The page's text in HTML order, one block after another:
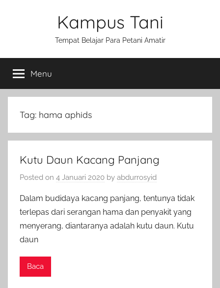
Kampus Tani
Tempat Belajar Para Petani Amatir
Menu
Tag: hama aphids
Kutu Daun Kacang Panjang
Posted on 4 Januari 2020 by abdurrosyid
Dalam budidaya kacang panjang, tentunya tidak
terlepas dari serangan hama dan penyakit yang
menyerang, diantaranya adalah kutu daun. Kutu
daun
Baca